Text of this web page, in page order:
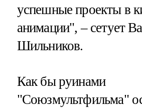
успешные проекты в
анимации", – сетует
Шильников.
Как бы руинами
"Союзмультфильма"